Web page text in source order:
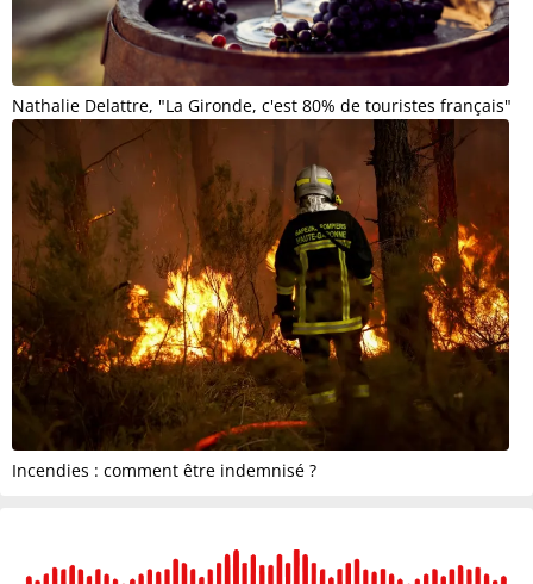
Nathalie Delattre, "La Gironde, c'est 80% de touristes français"
Incendies : comment être indemnisé ?